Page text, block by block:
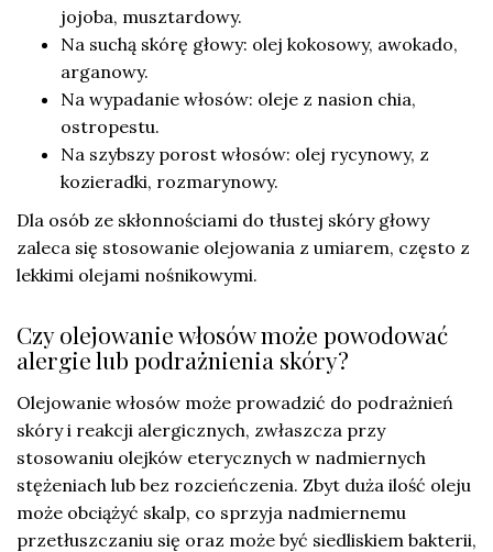
jojoba, musztardowy.
Na suchą skórę głowy: olej kokosowy, awokado,
arganowy.
Na wypadanie włosów: oleje z nasion chia,
ostropestu.
Na szybszy porost włosów: olej rycynowy, z
kozieradki, rozmarynowy.
Dla osób ze skłonnościami do tłustej skóry głowy
zaleca się stosowanie olejowania z umiarem, często z
lekkimi olejami nośnikowymi.
Czy olejowanie włosów może powodować
alergie lub podrażnienia skóry?
Olejowanie włosów może prowadzić do podrażnień
skóry i reakcji alergicznych, zwłaszcza przy
stosowaniu olejków eterycznych w nadmiernych
stężeniach lub bez rozcieńczenia. Zbyt duża ilość oleju
może obciążyć skalp, co sprzyja nadmiernemu
przetłuszczaniu się oraz może być siedliskiem bakterii,